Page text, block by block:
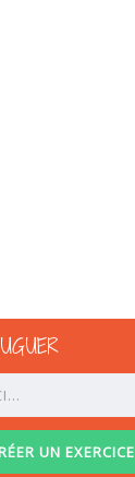
UN EXERCICE